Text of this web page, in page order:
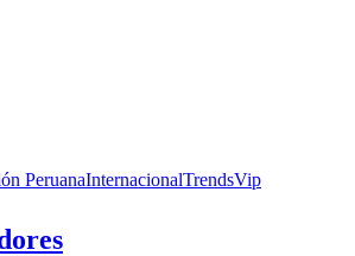
PeruanaInternacionalTrendsVip